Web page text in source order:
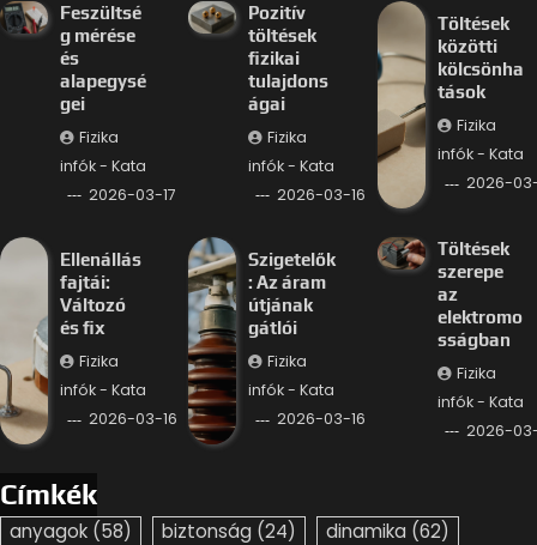
Feszültsé
g mérése
és
alapegysé
gei
Fizika
infók - Kata
2026-03-17
Pozitív
töltések
fizikai
tulajdons
ágai
Fizika
infók - Kata
2026-03-16
Töltések
közötti
kölcsönha
tások
Fizika
infók - Kata
2026-
Ellenállás
fajtái:
Változó
és fix
Fizika
infók - Kata
2026-03-16
Szigetelők
: Az áram
útjának
gátlói
Fizika
infók - Kata
2026-03-16
Töltések
szerepe
az
elektromo
sságban
Fizika
infók - Kata
2026-
Címkék
anyagok (58) biztonság (24) dinamika (62)